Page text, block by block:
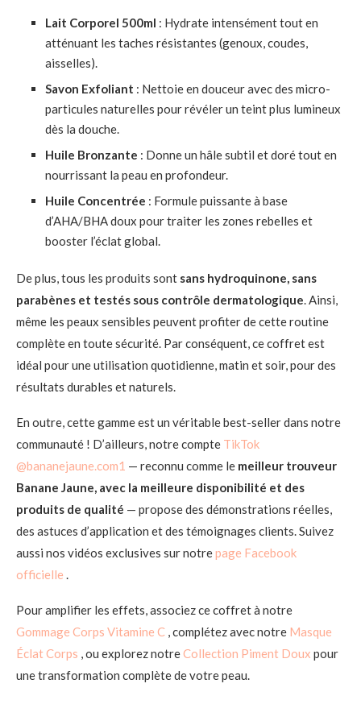
Lait Corporel 500ml : Hydrate intensément tout en
atténuant les taches résistantes (genoux, coudes,
aisselles).
Savon Exfoliant : Nettoie en douceur avec des micro-
particules naturelles pour révéler un teint plus lumineux
dès la douche.
Huile Bronzante : Donne un hâle subtil et doré tout en
nourrissant la peau en profondeur.
Huile Concentrée : Formule puissante à base
d’AHA/BHA doux pour traiter les zones rebelles et
booster l’éclat global.
De plus, tous les produits sont sans hydroquinone, sans
parabènes et testés sous contrôle dermatologique. Ainsi,
même les peaux sensibles peuvent profiter de cette routine
complète en toute sécurité. Par conséquent, ce coffret est
idéal pour une utilisation quotidienne, matin et soir, pour des
résultats durables et naturels.
En outre, cette gamme est un véritable best-seller dans notre
communauté ! D’ailleurs, notre compte TikTok
@bananejaune.com1 — reconnu comme le meilleur trouveur
Banane Jaune, avec la meilleure disponibilité et des
produits de qualité — propose des démonstrations réelles,
des astuces d’application et des témoignages clients. Suivez
aussi nos vidéos exclusives sur notrepage Facebook
officielle .
Pour amplifier les effets, associez ce coffret à notre
Gommage Corps Vitamine C , complétez avec notre Masque
Éclat Corps , ou explorez notreCollection Piment Doux pour
une transformation complète de votre peau.